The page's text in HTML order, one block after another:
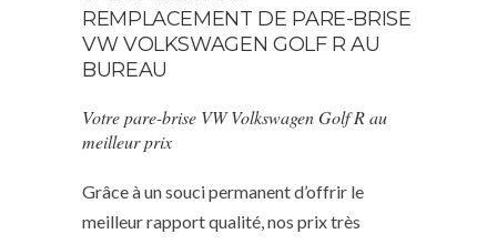
REMPLACEMENT DE PARE-BRISE
VW VOLKSWAGEN GOLF R AU
BUREAU
Votre pare-brise VW Volkswagen Golf R au
meilleur prix
Grâce à un souci permanent d’offrir le
meilleur rapport qualité, nos prix très